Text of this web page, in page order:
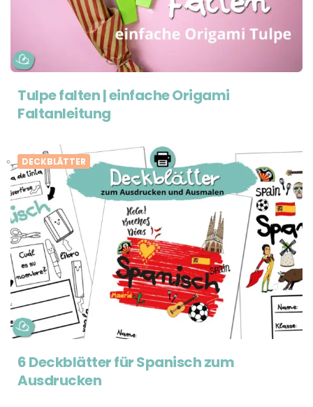
Tulpe falten | einfache Origami
Faltanleitung
DECKBLÄTTER
6 Deckblätter für Spanisch zum
Ausdrucken